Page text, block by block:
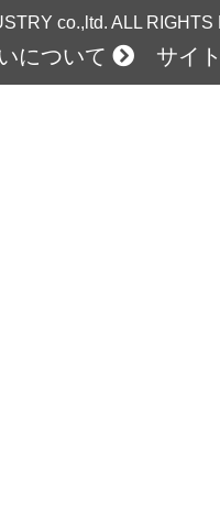
co.,ltd. ALL
について サイ